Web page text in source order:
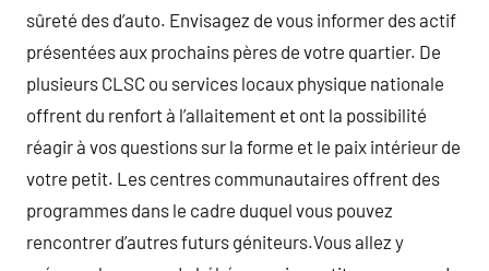
sûreté des d’auto. Envisagez de vous informer des actif
présentées aux prochains pères de votre quartier. De
plusieurs CLSC ou services locaux physique nationale
offrent du renfort à l’allaitement et ont la possibilité
réagir à vos questions sur la forme et le paix intérieur de
votre petit. Les centres communautaires offrent des
programmes dans le cadre duquel vous pouvez
rencontrer d’autres futurs géniteurs.Vous allez y